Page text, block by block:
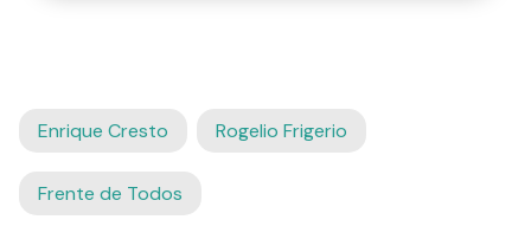
Enrique Cresto Rogelio Frigerio
Frente de Todos